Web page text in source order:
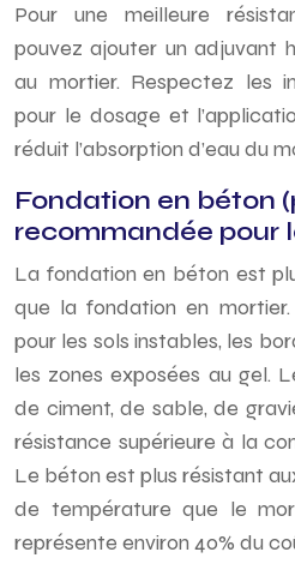
Pour une meilleure
pouvez ajouter un adjuvant
au mortier. Respectez les
pour le dosage et
réduit l’absorption d’eau du
Fondation en béton
recommandée pour
La fondation en béton est
que la fondation en
pour les sols instables, les
les zones exposées au gel.
de ciment, de sable, de
résistance supérieure à la
Le béton est plus résistant
de température que le
représente environ 40% du